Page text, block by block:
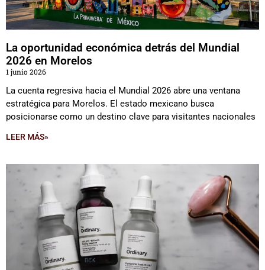
La oportunidad económica detrás del Mundial
2026 en Morelos
1 junio 2026
La cuenta regresiva hacia el Mundial 2026 abre una ventana
estratégica para Morelos. El estado mexicano busca
posicionarse como un destino clave para visitantes nacionales
LEER MÁS»